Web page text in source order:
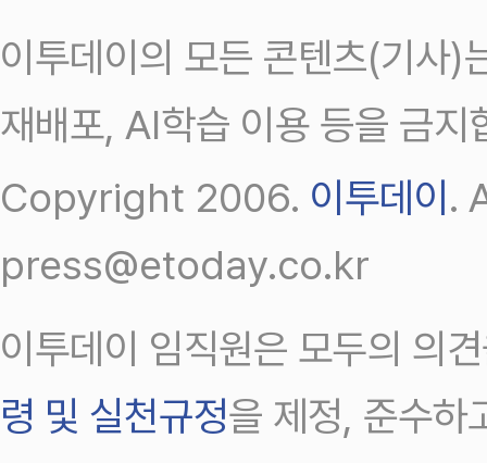
이투데이의 모든 콘텐츠(기사)
재배포, AI학습 이용 등을 금지
Copyright 2006. 이투데이 .
press@etoday.co.kr
이투데이 임직원은 모두의 의
령 및 실천규정을 제정, 준수하